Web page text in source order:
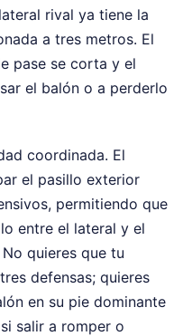
rival ya tiene la
a tres metros. El
pase se corta y el
el balón o a perderlo
coordinada. El
el pasillo exterior
permitiendo que
entre el lateral y el
quieres que tu
defensas; quieres
en su pie dominante
salir a romper o